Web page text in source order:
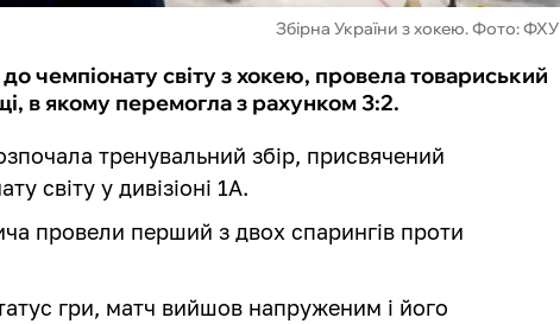
Збірна України з хокею. Фото: ФХУ
чемпіонату світу з хокею, провела товариський
в якому перемогла з рахунком 3:2.
тренувальний збір, присвячений
світу у дивізіоні 1А.
провели перший з двох спарингів проти
гри, матч вийшов напруженим і його